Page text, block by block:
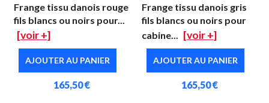
Frange tissu danois rouge
fils blancs ou noirs pour...
[voir +]
AJOUTER AU PANIER
165,50 €
Frange tissu danois gris
fils blancs ou noirs pour
cabine... [voir +]
AJOUTER AU PANIER
165,50 €